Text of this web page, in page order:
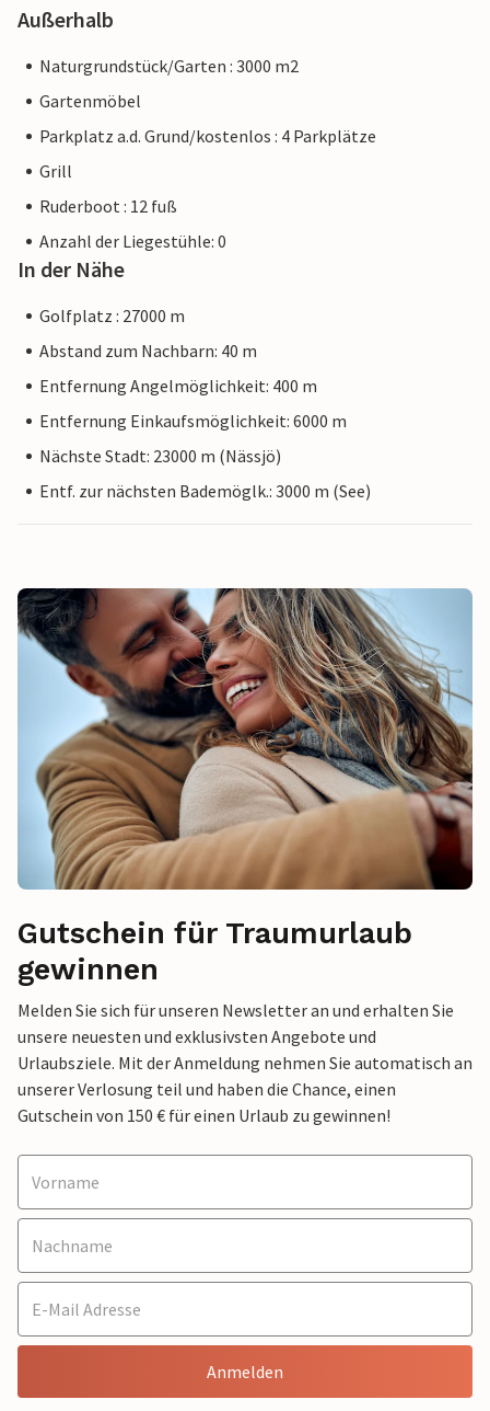
Außerhalb
Naturgrundstück/Garten : 3000 m2
Gartenmöbel
Parkplatz a.d. Grund/kostenlos : 4 Parkplätze
Grill
Ruderboot : 12 fuß
Anzahl der Liegestühle: 0
In der Nähe
Golfplatz : 27000 m
Abstand zum Nachbarn: 40 m
Entfernung Angelmöglichkeit: 400 m
Entfernung Einkaufsmöglichkeit: 6000 m
Nächste Stadt: 23000 m (Nässjö)
Entf. zur nächsten Bademöglk.: 3000 m (See)
Gutschein für Traumurlaub
gewinnen
Melden Sie sich für unseren Newsletter an und erhalten Sie
unsere neuesten und exklusivsten Angebote und
Urlaubsziele. Mit der Anmeldung nehmen Sie automatisch an
unserer Verlosung teil und haben die Chance, einen
Gutschein von 150 € für einen Urlaub zu gewinnen!
Anmelden